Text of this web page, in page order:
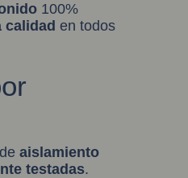
100%
calidad en todos
aislamiento
testadas.